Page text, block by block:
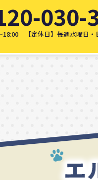
030-
18:00 【定休日】毎週水曜日